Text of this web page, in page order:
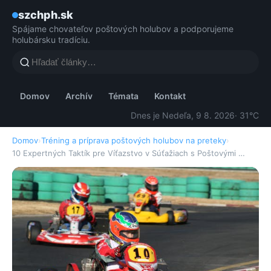
szchph.sk
Spájame chovateľov poštových holubov a podporujeme
holubársku tradíciu.
Domov Archív Témata
Kontakt
Dnes je Nedeľa, 9 8. 2026· 31°C
Domov›Tréning a príprava poštových holubov na preteky›
10 Expertných Taktík pre Víťazstvo v Súťažiach s Poštovými …